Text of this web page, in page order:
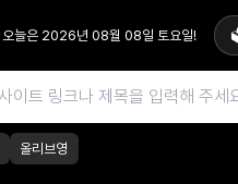
오늘은 2026년 08월 08일 토요일!
올리브영